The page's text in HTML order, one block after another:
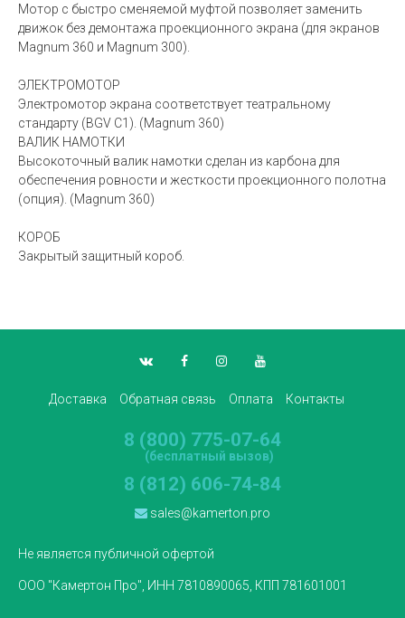
Мотор с быстро сменяемой муфтой позволяет заменить
движок без демонтажа проекционного экрана (для экранов
Magnum 360 и Magnum 300).
ЭЛЕКТРОМОТОР
Электромотор экрана соответствует театральному
стандарту (BGV C1). (Magnum 360)
ВАЛИК НАМОТКИ
Высокоточный валик намотки сделан из карбона для
обеспечения ровности и жесткости проекционного полотна
(опция). (Magnum 360)
КОРОБ
Закрытый защитный короб.
Доставка Обратная связь Оплата Контакты
8 (800) 775-07-64
(бесплатный вызов)
8 (812) 606-74-84
sales@kamerton.pro
Не является публичной офертой
ООО "Камертон Про", ИНН 7810890065, КПП 781601001